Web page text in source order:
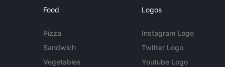
Food
Pizza
Sandwich
Vegetables
Logos
Instagram Logo
Twitter Logo
Youtube Logo